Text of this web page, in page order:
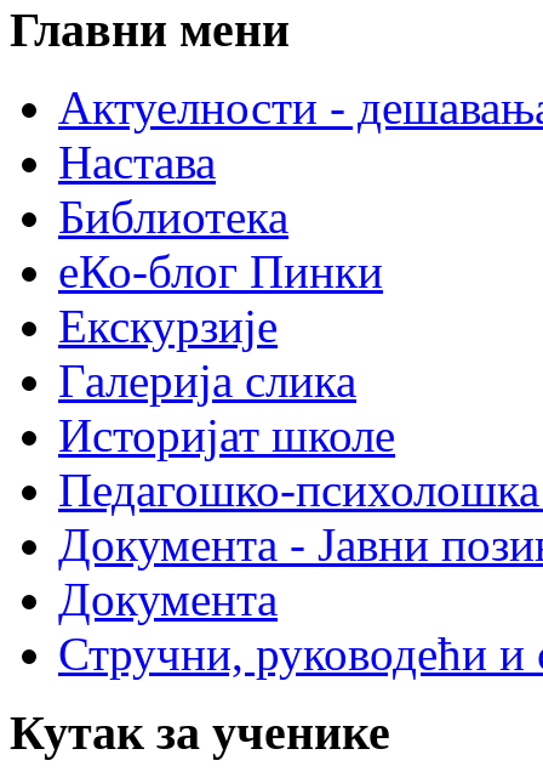
Главни мени
Актуелности -
Настава
Библиотека
еКо-блог Пинки
Екскурзије
Галерија слика
Историјат школе
Педагошко-психолошка
Документа - Јавни
Документа
Стручни, руководећи и
Кутак за ученике